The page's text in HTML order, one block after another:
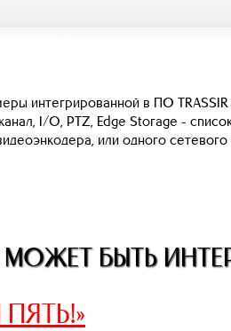
интегрированной в ПО
I/O, PTZ, Edge Storage -
или одного
БЫТЬ